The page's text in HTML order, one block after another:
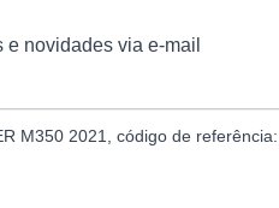
novidades via e-mail